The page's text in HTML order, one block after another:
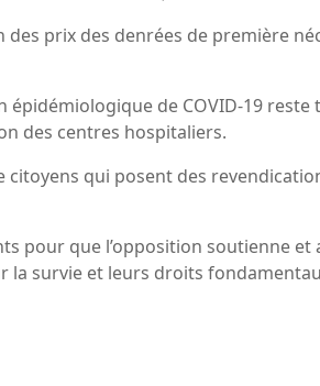
des prix des denrées de première
épidémiologique de COVID-19 reste
des centres hospitaliers.
qui posent des
pour que l’opposition soutienne et
la survie et leurs droits